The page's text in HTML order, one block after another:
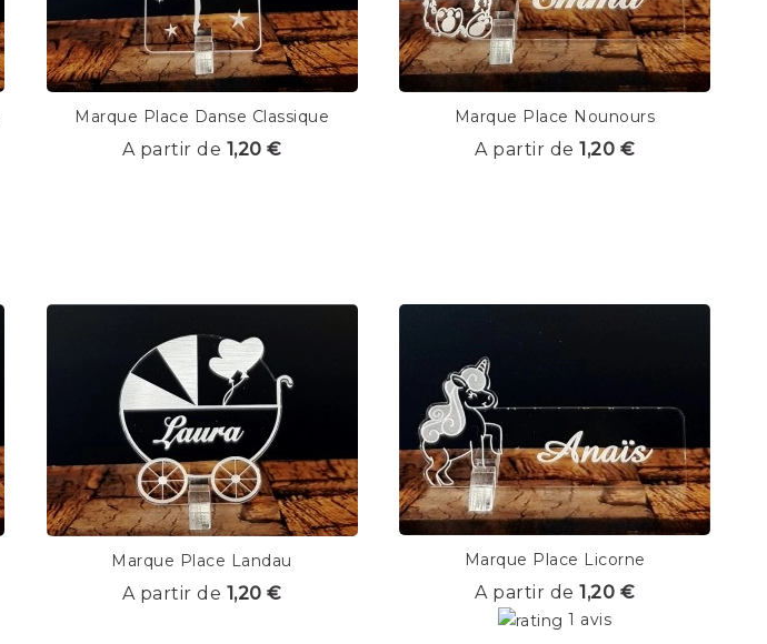
Marque Place Danse Classique
A partir de 1,20 €
Marque Place Nounours
A partir de1,20 €
Marque Place Landau
A partir de 1,20 €
Marque Place Licorne
A partir de1,20 €
1 avis